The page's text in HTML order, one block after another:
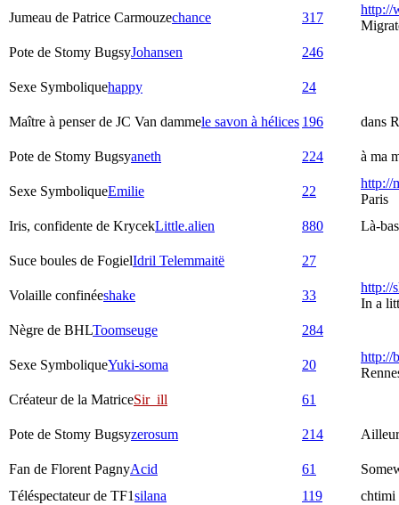
Jumeau de Patrice Carmouzechance 317
http://
Pote de Stomy BugsyJohansen 246
Sexe Symboliquehappy 24
Maître à penser de JC Van dammele savon à hélices 196 dans
Pote de Stomy Bugsyaneth 224 à ma
Sexe SymboliqueEmilie 22
http://
Paris
Iris, confidente de KrycekLittle.alien 880 Là-
Suce boules de FogielIdril Telemmaitë 27
Volaille confinéeshake 33
http://
In a
Nègre de BHLToomseuge 284
Sexe SymboliqueYuki-soma 20
http://
Créateur de la MatriceSir_ill 61
Pote de Stomy Bugsyzerosum 214
Fan de Florent PagnyAcid 61
Téléspectateur de TF1silana 119
chtimi